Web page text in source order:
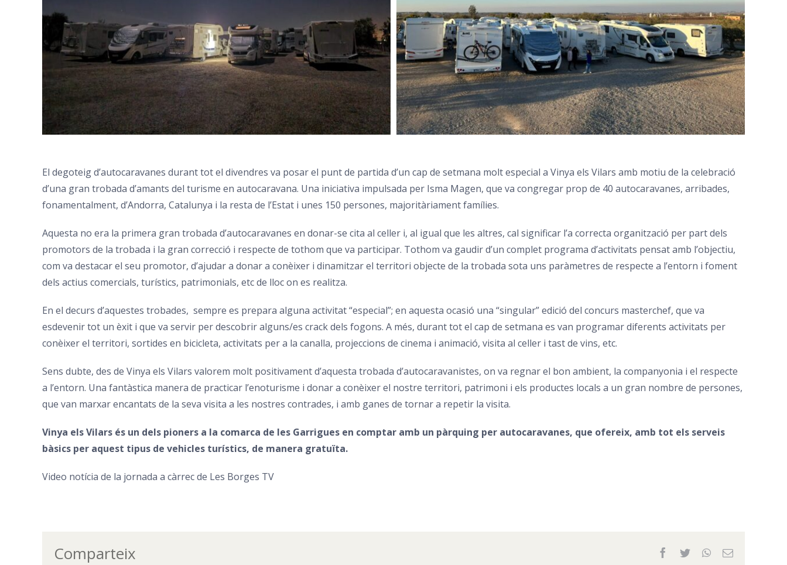
El degoteig d’autocaravanes durant tot el divendres va posar el punt de partida d’un cap de setmana molt especial a Vinya els Vilars amb motiu de la celebració
d’una gran trobada d’amants del turisme en autocaravana. Una iniciativa impulsada per Isma Magen, que va congregar prop de 40 autocaravanes, arribades,
fonamentalment, d’Andorra, Catalunya i la resta de l’Estat i unes 150 persones, majoritàriament famílies.
Aquesta no era la primera gran trobada d’autocaravanes en donar-se cita al celler i, al igual que les altres, cal significar l’a correcta organització per part dels
promotors de la trobada i la gran correcció i respecte de tothom que va participar. Tothom va gaudir d’un complet programa d’activitats pensat amb l’objectiu,
com va destacar el seu promotor, d’ajudar a donar a conèixer i dinamitzar el territori objecte de la trobada sota uns paràmetres de respecte a l’entorn i foment
dels actius comercials, turístics, patrimonials, etc de lloc on es realitza.
En el decurs d’aquestes trobades, sempre es prepara alguna activitat “especial”; en aquesta ocasió una “singular” edició del concurs masterchef, que va
esdevenir tot un èxit i que va servir per descobrir alguns/es crack dels fogons. A més, durant tot el cap de setmana es van programar diferents activitats per
conèixer el territori, sortides en bicicleta, activitats per a la canalla, projeccions de cinema i animació, visita al celler i tast de vins, etc.
Sens dubte, des de Vinya els Vilars valorem molt positivament d’aquesta trobada d’autocaravanistes, on va regnar el bon ambient, la companyonia i el respecte
a l’entorn. Una fantàstica manera de practicar l’enoturisme i donar a conèixer el nostre territori, patrimoni i els productes locals a un gran nombre de persones,
que van marxar encantats de la seva visita a les nostres contrades, i amb ganes de tornar a repetir la visita.
Vinya els Vilars és un dels pioners a la comarca de les Garrigues en comptar amb un pàrquing per autocaravanes, que ofereix, amb tot els serveis
bàsics per aquest tipus de vehicles turístics, de manera gratuïta.
Video notícia de la jornada a càrrec de Les Borges TV
Comparteix Facebook
TwitterWhatsApp
Email